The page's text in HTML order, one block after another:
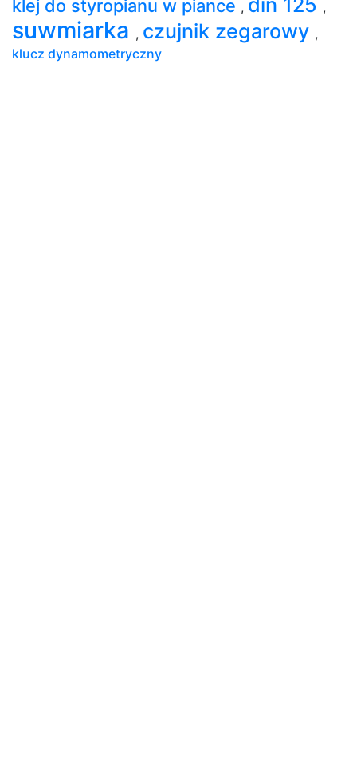
klej do styropianu w piance , ,
suwmiarka , czujnik zegarowy ,
klucz dynamometryczny